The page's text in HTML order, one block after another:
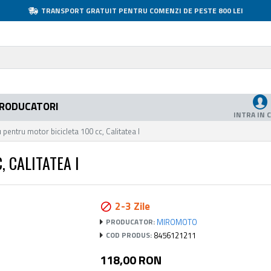
TRANSPORT GRATUIT PENTRU COMENZI DE PESTE 800 LEI
INTRA IN
pentru motor bicicleta 100 cc, Calitatea I
CALITATEA I
2-3 Zile
PRODUCATOR: MIROMOTO
COD PRODUS: 8456121211
118,00 RON